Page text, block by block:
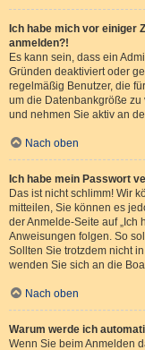
Ich habe mich vor einiger
anmelden?!
Es kann sein, dass ein
Gründen deaktiviert oder
regelmäßig Benutzer, die
um die Datenbankgröße
und nehmen Sie aktiv an
Nach oben
Ich habe mein Passwort
Das ist nicht schlimm! Wir
mitteilen, Sie können es
der Anmelde-Seite auf „Ich
Anweisungen folgen. So
Sollten Sie trotzdem nicht
wenden Sie sich an die
Nach oben
Warum werde ich
Wenn Sie beim Anmelden